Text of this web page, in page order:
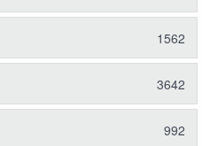
1562
3642
992